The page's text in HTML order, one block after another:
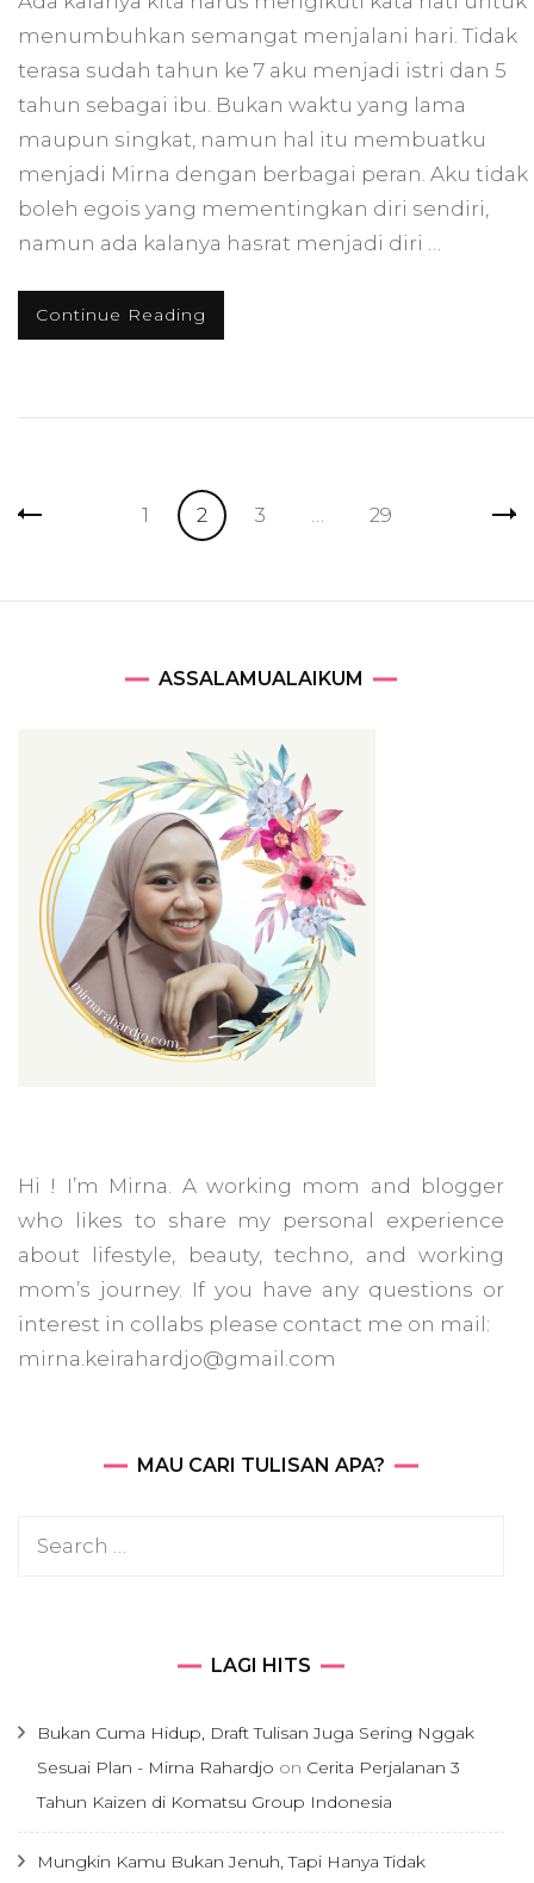
menumbuhkan semangat menjalani hari. Tidak
terasa sudah tahun ke 7 aku menjadi istri dan 5
tahun sebagai ibu. Bukan waktu yang lama
maupun singkat, namun hal itu membuatku
menjadi Mirna dengan berbagai peran. Aku tidak
boleh egois yang mementingkan diri sendiri,
namun ada kalanya hasrat menjadi diri …
Continue Reading
Posts
navigation
Page
1 Page
2 Page
3 … Page
29
ASSALAMUALAIKUM
Hi ! I’m Mirna. A working mom and blogger
who likes to share my personal experience
about lifestyle, beauty, techno, and working
mom’s journey. If you have any questions or
interest in collabs please contact me on mail:
mirna.keirahardjo@gmail.com
MAU CARI TULISAN APA?
Search
LAGI HITS
Bukan Cuma Hidup, Draft Tulisan Juga Sering Nggak
Sesuai Plan - Mirna Rahardjo on Cerita Perjalanan 3
Tahun Kaizen di Komatsu Group Indonesia
Mungkin Kamu Bukan Jenuh, Tapi Hanya Tidak